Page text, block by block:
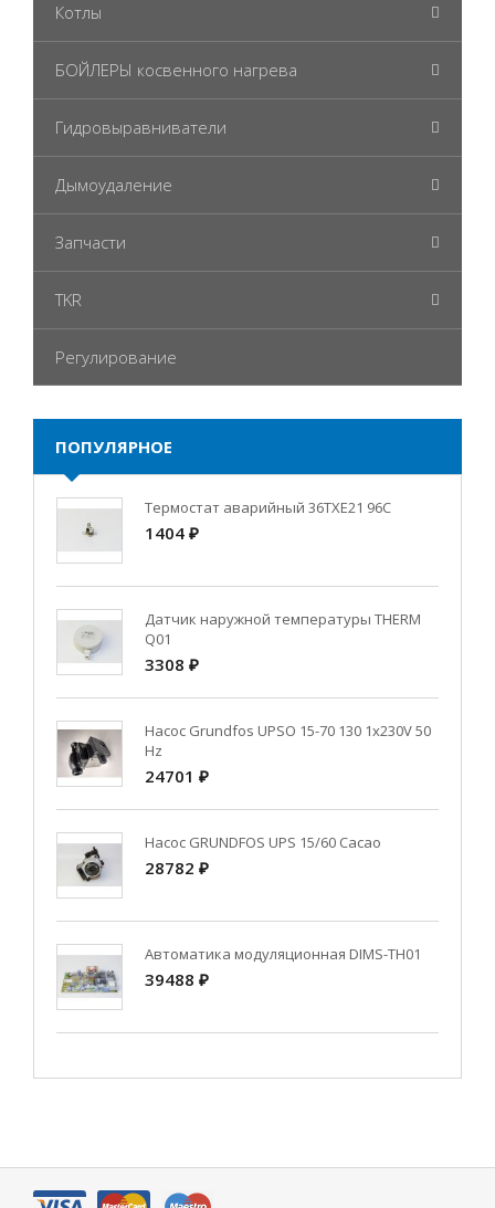
Котлы
БОЙЛЕРЫ косвенного нагрева
Гидровыравниватели
Дымоудаление
Запчасти
TKR
Регулирование
ПОПУЛЯРНОЕ
Термостат аварийный 36TXE21 96C
1404 ₽
Датчик наружной температуры THERM
Q01
3308 ₽
Насос Grundfos UPSO 15-70 130 1x230V 50
Hz
24701 ₽
Насос GRUNDFOS UPS 15/60 Cacao
28782 ₽
Автоматика модуляционная DIMS-TH01
39488 ₽